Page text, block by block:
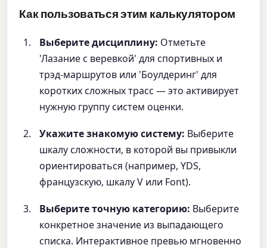
Как пользоваться этим калькулятором
Выберите дисциплину: Отметьте
'Лазание с веревкой' для спортивных и
трэд-маршрутов или 'Боулдеринг' для
коротких сложных трасс — это активирует
нужную группу систем оценки.
Укажите знакомую систему: Выберите
шкалу сложности, в которой вы привыкли
ориентироваться (например, YDS,
французскую, шкалу V или Font).
Выберите точную категорию: Выберите
конкретное значение из выпадающего
списка. Интерактивное превью мгновенно